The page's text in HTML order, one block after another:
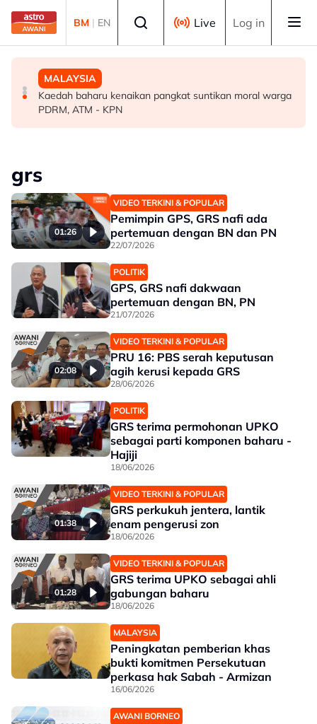
Skip to main content
BM | EN Live Log in
MALAYSIA
TalentCorp lancar MyHeart Global Connect untuk bakat
Malaysia di luar negara
MALAYSIA
Dua penculik maut berbalas tembakan, dua mangsa
diselamatkan - Polis
MALAYSIA
Kaedah baharu kenaikan pangkat suntikan moral warga
PDRM, ATM - KPN
grs
01:26
VIDEO TERKINI & POPULAR
Pemimpin GPS, GRS nafi ada
pertemuan dengan BN dan PN
22/07/2026
POLITIK
GPS, GRS nafi dakwaan
pertemuan dengan BN, PN
21/07/2026
02:08
VIDEO TERKINI & POPULAR
PRU 16: PBS serah keputusan
agih kerusi kepada GRS
28/06/2026
POLITIK
GRS terima permohonan UPKO
sebagai parti komponen baharu -
Hajiji
18/06/2026
01:38
VIDEO TERKINI & POPULAR
GRS perkukuh jentera, lantik
enam pengerusi zon
18/06/2026
01:28
VIDEO TERKINI & POPULAR
GRS terima UPKO sebagai ahli
gabungan baharu
18/06/2026
MALAYSIA
Peningkatan pemberian khas
bukti komitmen Persekutuan
perkasa hak Sabah - Armizan
16/06/2026
AWANI BORNEO